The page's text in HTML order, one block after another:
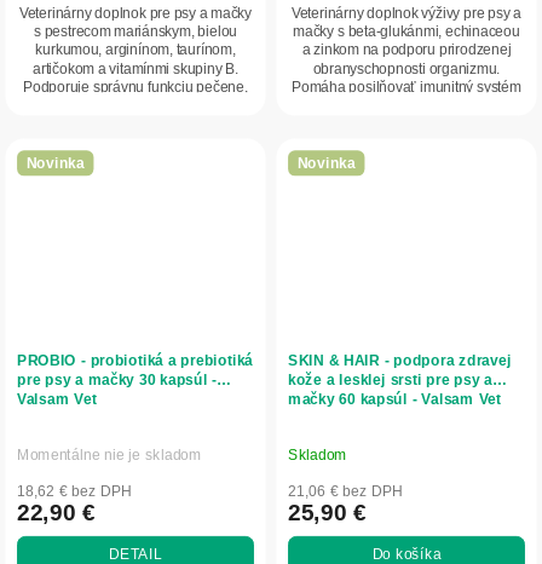
Veterinárny doplnok pre psy a mačky
s pestrecom mariánskym, bielou
kurkumou, arginínom, taurínom,
artičokom a vitamínmi skupiny B.
Podporuje správnu funkciu pečene,
Veterinárny doplnok výživy pre psy a
mačky s beta-glukánmi, echinaceou
a zinkom na podporu prirodzenej
obranyschopnosti organizmu.
Pomáha posilňovať imunitný systém
Novinka
PROBIO - probiotiká a prebiotiká
pre psy a mačky 30 kapsúl -
Valsam Vet
Momentálne nie je skladom
18,62 € bez DPH
22,90 €
DETAIL
Novinka
SKIN & HAIR - podpora zdravej
kože a lesklej srsti pre psy a
mačky 60 kapsúl - Valsam Vet
Skladom
21,06 € bez DPH
25,90 €
Do košíka